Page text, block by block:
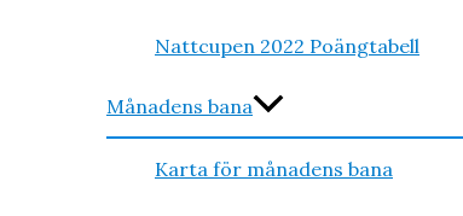
Nattcupen 2022 Poängtabell
Månadens bana
Karta för månadens bana